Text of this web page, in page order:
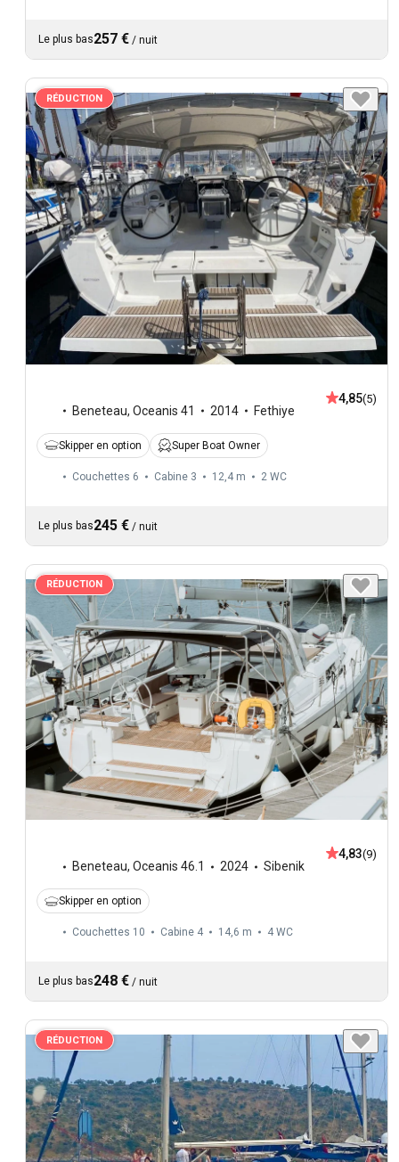
Le plus bas257 € / nuit
RÉDUCTION
Beneteau, Oceanis 41 2014 Fethiye
4,85(5)
Skipper en option Super Boat Owner
Couchettes 6 Cabine 3 12,4 m 2 WC
Le plus bas245 € / nuit
RÉDUCTION
Beneteau, Oceanis 46.1 2024 Sibenik
4,83(9)
Skipper en option
Couchettes 10 Cabine 4 14,6 m 4 WC
Le plus bas248 € / nuit
RÉDUCTION